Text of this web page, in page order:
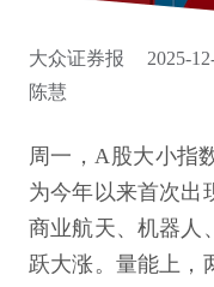
大众证券报
2025-
陈慧
周一，A股大小指
为今年以来首次出
商业航天、机器人
跃大涨。量能上，